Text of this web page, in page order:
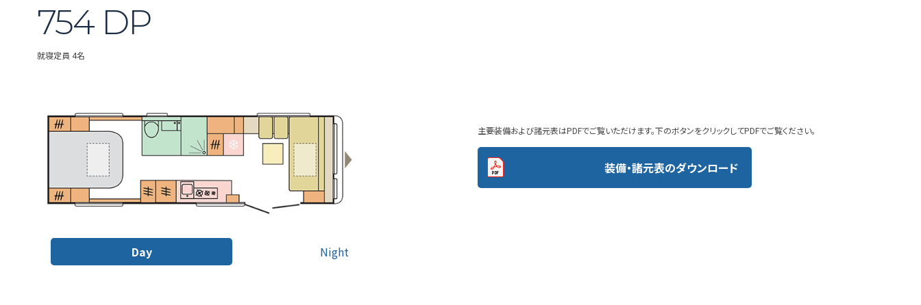
754 DP
就寝定員 4名
Day Night
主要装備および諸元表はPDFでご覧いただけます。下のボタンをクリックしてPDFでご覧ください。
装備・諸元表のダウンロード